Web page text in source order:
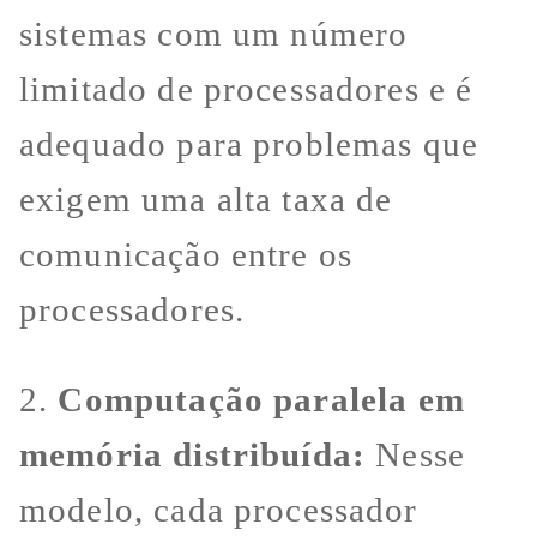
sistemas com um número
limitado de processadores e é
adequado para problemas que
exigem uma alta taxa de
comunicação entre os
processadores.
2. Computação paralela em
memória distribuída: Nesse
modelo, cada processador